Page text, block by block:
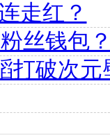
走红？
丝钱包
打破次元